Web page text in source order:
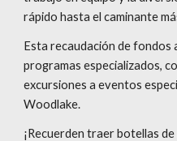
rápido hasta el caminante
Esta recaudación de fondos
programas especializados,
excursiones a eventos
Woodlake.
¡Recuerden traer botellas de